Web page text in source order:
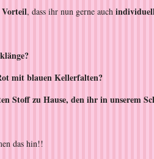
Vorteil, dass ihr nun gerne auch
mit blauen Kellerfalten?
Stoff zu Hause, den ihr in unserem
das hin!!